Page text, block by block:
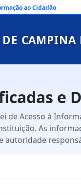
ao Cidadão
CAMPINA
e
de Acesso à
As
autoridade